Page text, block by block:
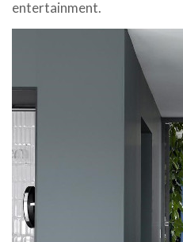
entertainment.